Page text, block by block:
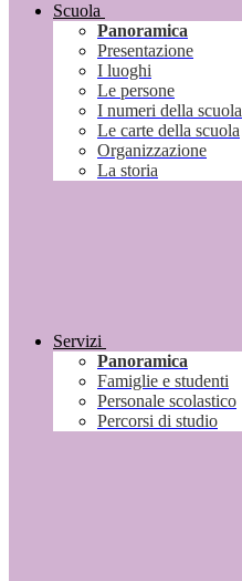
Scuola
Panoramica
Presentazione
I luoghi
Le persone
I numeri della scuola
Le carte della scuola
Organizzazione
La storia
Servizi
Panoramica
Famiglie e studenti
Personale scolastico
Percorsi di studio